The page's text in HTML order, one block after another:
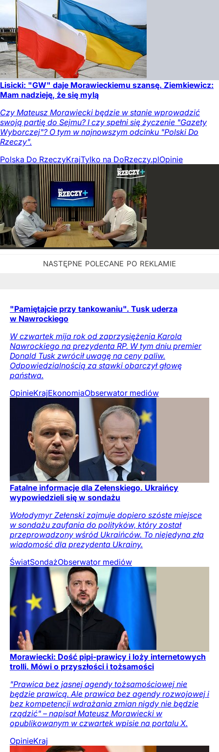
Lisicki: "GW" daje Morawieckiemu szansę. Ziemkiewicz:
Mam nadzieję, że się mylą
Czy Mateusz Morawiecki będzie w stanie wprowadzić
swoją partię do Sejmu? I czy spełni się życzenie "Gazety
Wyborczej"? O tym w najnowszym odcinku "Polski Do
Rzeczy".
Polska Do RzeczyKrajTylko na DoRzeczy.plOpinie
"Pamiętajcie przy tankowaniu". Tusk uderza
w Nawrockiego
W czwartek mija rok od zaprzysiężenia Karola
Nawrockiego na prezydenta RP. W tym dniu premier
Donald Tusk zwrócił uwagę na ceny paliw.
Odpowiedzialnością za stawki obarczył głowę
państwa.
OpinieKrajEkonomiaObserwator mediów
Fatalne informacje dla Zełenskiego. Ukraińcy
wypowiedzieli się w sondażu
Wołodymyr Zełenski zajmuje dopiero szóste miejsce
w sondażu zaufania do polityków, który został
przeprowadzony wśród Ukraińców. To niejedyna zła
wiadomość dla prezydenta Ukrainy.
ŚwiatSondażObserwator mediów
Morawiecki: Dość pipi-prawicy i loży internetowych
trolli. Mówi o przyszłości i tożsamości
"Prawica bez jasnej agendy tożsamościowej nie
będzie prawicą. Ale prawica bez agendy rozwojowej i
bez kompetencji wdrażania zmian nigdy nie będzie
rządzić" – napisał Mateusz Morawiecki w
opublikowanym w czwartek wpisie na portalu X.
OpinieKraj